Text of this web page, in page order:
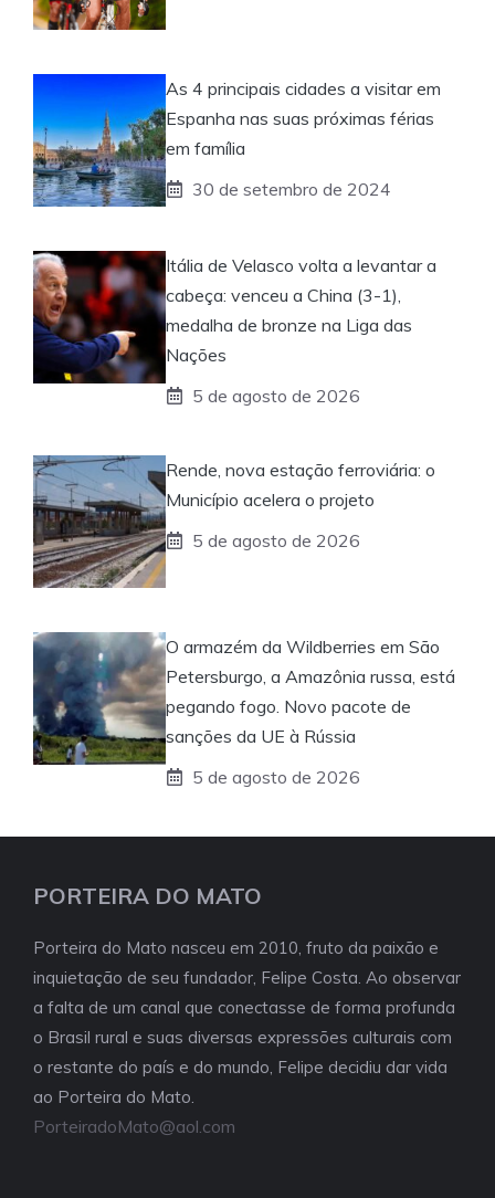
As 4 principais cidades a visitar em
Espanha nas suas próximas férias
em família
30 de setembro de 2024
Itália de Velasco volta a levantar a
cabeça: venceu a China (3-1),
medalha de bronze na Liga das
Nações
5 de agosto de 2026
Rende, nova estação ferroviária: o
Município acelera o projeto
5 de agosto de 2026
O armazém da Wildberries em São
Petersburgo, a Amazônia russa, está
pegando fogo. Novo pacote de
sanções da UE à Rússia
5 de agosto de 2026
PORTEIRA DO MATO
Porteira do Mato nasceu em 2010, fruto da paixão e
inquietação de seu fundador, Felipe Costa. Ao observar
a falta de um canal que conectasse de forma profunda
o Brasil rural e suas diversas expressões culturais com
o restante do país e do mundo, Felipe decidiu dar vida
ao Porteira do Mato.
PorteiradoMato@aol.com